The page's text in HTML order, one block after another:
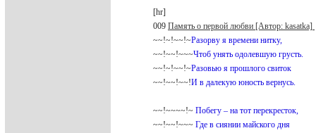
[hr]
009 Память о первой любви [Автор: kasatka]
~~!~!~~!~Разорву я времени нитку,
~~!~~!~~~Чтоб унять одолевшую грусть.
~~!~!~~!~Разовью я прошлого свиток
~~!~~!~~!И в далекую юность вернусь.
~~!~~~~!~ Побегу – на тот перекресток,
~~!~~!~~~ Где в сиянии майского дня